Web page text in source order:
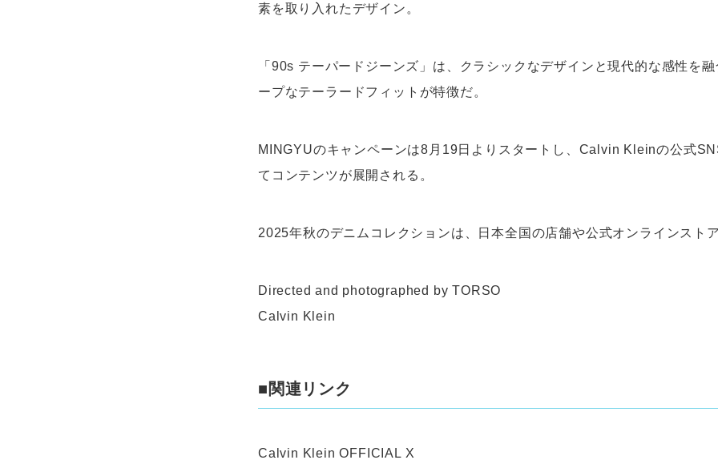
素を取り入れたデザイン。
「90s テーパードジーンズ」は、クラシックなデザインと現代的な感性を
ープなテーラードフィットが特徴だ。
MINGYUのキャンペーンは8月19日よりスタートし、Calvin Kleinの公式
てコンテンツが展開される。
2025年秋のデニムコレクションは、日本全国の店舗や公式オンラインスト
Directed and photographed by TORSO
Calvin Klein
■関連リンク
Calvin Klein OFFICIAL X